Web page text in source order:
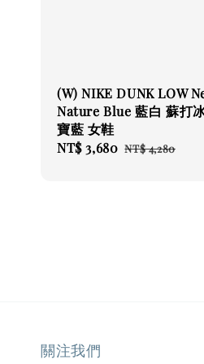
(W) NIKE DUNK LOW
Nature Blue 藍白 蘇打
寶藍 女鞋
Sale
NT$ 3,680 Regular
NT$ 4,280
關注我們